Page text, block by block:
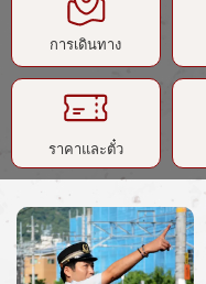
ตารางเดินรถ
เวลาเดินรถ
ราคาและตั๋ว
สำหรับผู้ใช้บริการที่
about Sagano Romantic Train
เกี่ยวกับ Sagano
การเดินทาง
ราคาและตั๋ว